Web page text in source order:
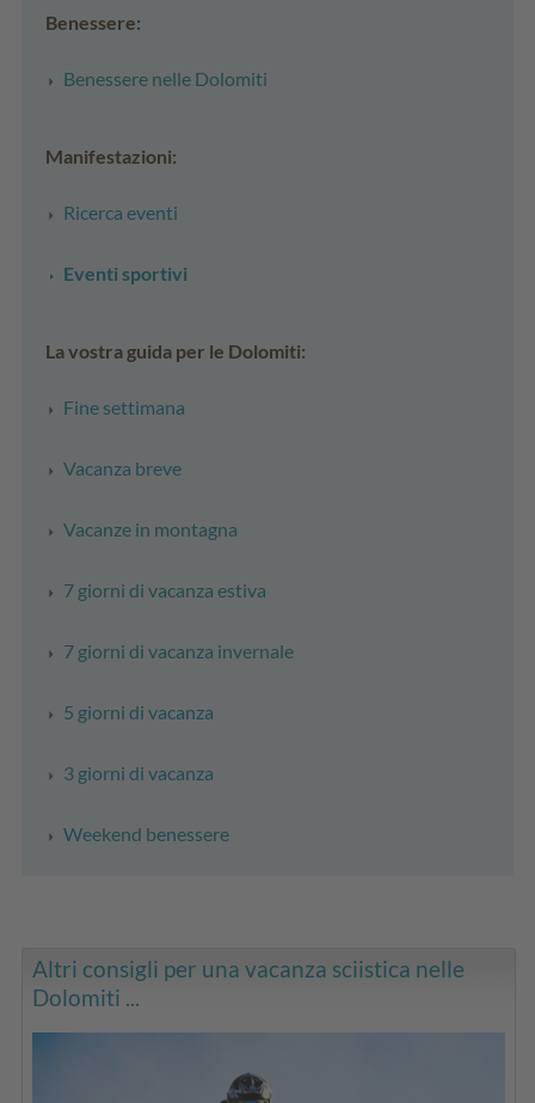
Benessere:
Benessere nelle Dolomiti
Manifestazioni:
Ricerca eventi
Eventi sportivi
La vostra guida per le Dolomiti:
Fine settimana
Vacanza breve
Vacanze in montagna
7 giorni di vacanza estiva
7 giorni di vacanza invernale
5 giorni di vacanza
3 giorni di vacanza
Weekend benessere
Altri consigli per una vacanza sciistica nelle
Dolomiti ...